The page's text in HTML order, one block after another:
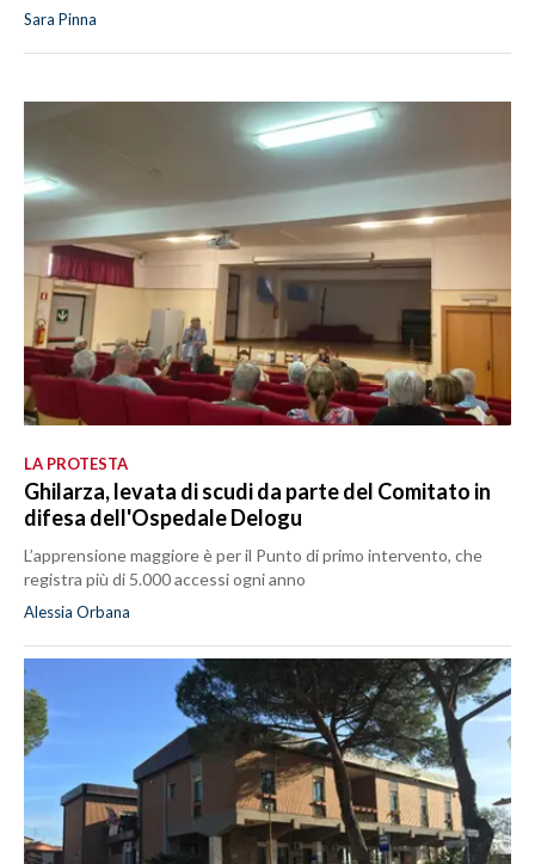
Sara Pinna
LA PROTESTA
Ghilarza, levata di scudi da parte del Comitato in
difesa dell'Ospedale Delogu
L’apprensione maggiore è per il Punto di primo intervento, che
registra più di 5.000 accessi ogni anno
Alessia Orbana